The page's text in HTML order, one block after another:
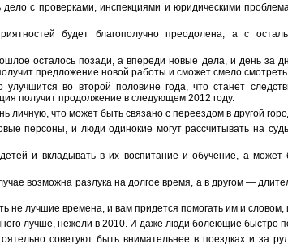
с проверками, инспекциями и юридическими
будет благополучно преодолена, а с
осталось позади, а впереди новые дела, и день за
предложение новой работы и сможет смело смотреть
во второй половине года, что станет
получит продолжение в следующем 2012 году.
личную, что может быть связано с переездом в другой
персоны, и люди одинокие могут рассчитывать на
и вкладывать в их воспитание и обучение, а
возможна разлука на долгое время, а в другом —
не лучшие времена, и вам придется помогать им и словом,
лучше, нежели в 2010. И даже люди болеющие быстро
советуют быть внимательнее в поездках и за